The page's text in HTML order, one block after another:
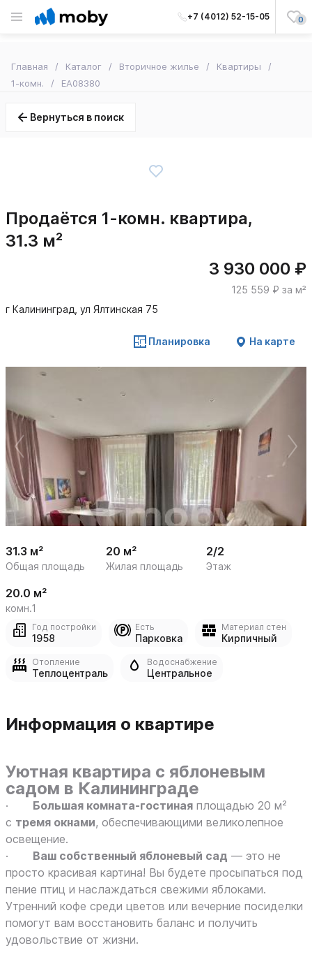
+7 (4012) 52-15-05 0
Главная Каталог Вторичное жилье
Квартиры
1-комн.
EA08380
Вернуться в поиск
Продаётся 1-комн. квартира,
31.3 м²
3 930 000 ₽
125 559 ₽ за м²
г Калининград, ул Ялтинская 75
Планировка На карте
1
/
12
31.3 м²
Общая площадь
20 м²
Жилая площадь
2/2
Этаж
20.0 м²
комн.1
Год постройки
1958
Есть
Парковка
Материал стен
Кирпичный
Отопление
Теплоцентраль
Водоснабжение
Центральное
Информация о квартире
Уютная квартира с яблоневым
садом в Калининграде
· Большая комната-гостиная площадью 20 м²
с тремя окнами, обеспечивающими великолепное
освещение.
· Ваш собственный яблоневый сад — это не
просто красивая картина! Вы будете просыпаться под
пение птиц и наслаждаться свежими яблоками.
Утренний кофе среди цветов или вечерние посиделки
помогут вам восстановить баланс и получить
удовольствие от жизни.